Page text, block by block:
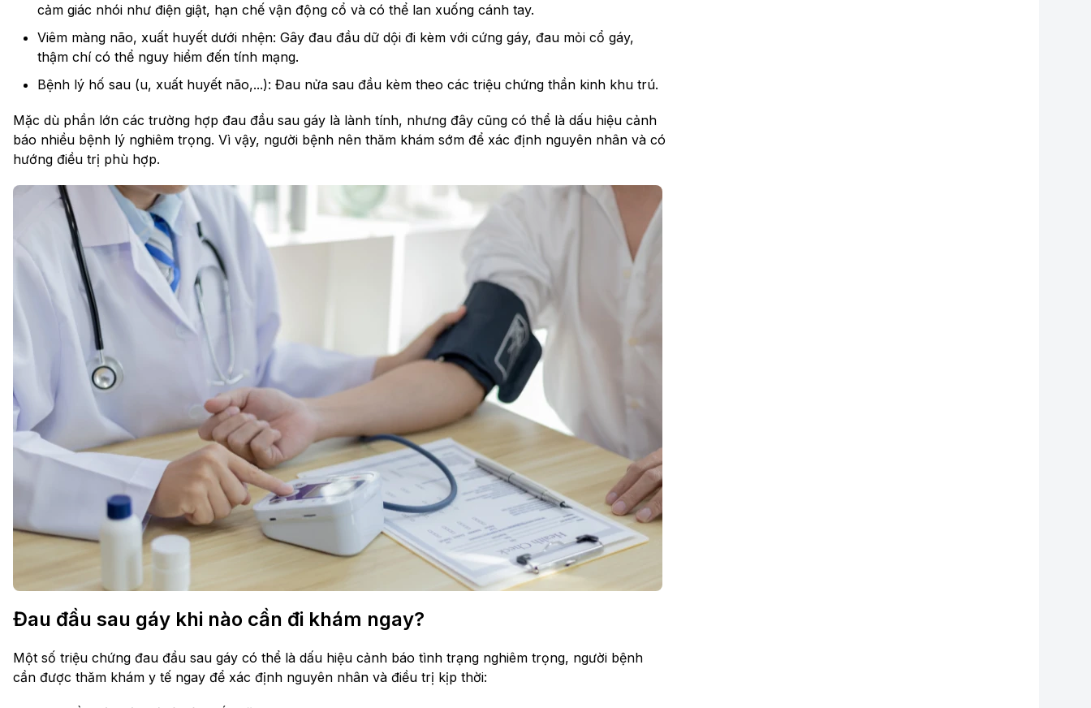
cảm giác nhói như điện giật, hạn chế vận động cổ và có thể lan xuống cánh tay.
Viêm màng não, xuất huyết dưới nhện: Gây đau đầu dữ dội đi kèm với cứng gáy, đau mỏi cổ gáy,
thậm chí có thể nguy hiểm đến tính mạng.
Bệnh lý hố sau (u, xuất huyết não,...): Đau nửa sau đầu kèm theo các triệu chứng thần kinh khu trú.
Mặc dù phần lớn các trường hợp đau đầu sau gáy là lành tính, nhưng đây cũng có thể là dấu hiệu cảnh
báo nhiều bệnh lý nghiêm trọng. Vì vậy, người bệnh nên thăm khám sớm để xác định nguyên nhân và có
hướng điều trị phù hợp.
Đau đầu sau gáy khi nào cần đi khám ngay?
Một số triệu chứng đau đầu sau gáy có thể là dấu hiệu cảnh báo tình trạng nghiêm trọng, người bệnh
cần được thăm khám y tế ngay để xác định nguyên nhân và điều trị kịp thời: